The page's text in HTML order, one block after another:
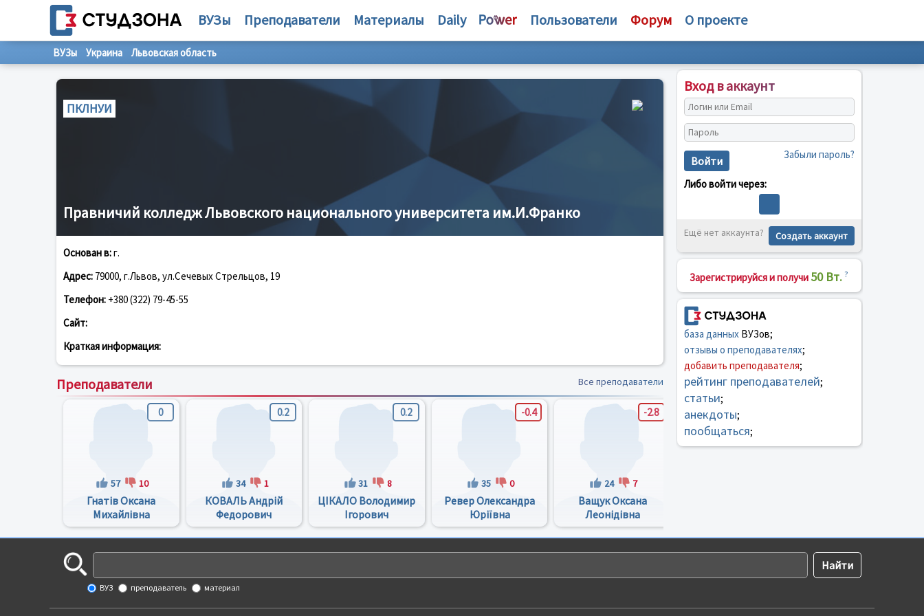
ВУЗы Преподаватели Материалы Daily Пользователи Форум О проекте
ВУЗы Украина Львовская область
ПКЛНУИ
Правничий колледж Львовского национального университета им.И.Франко
Основан в:г.
Адрес: 79000, г.Львов, ул.Сечевых Стрельцов, 19
Телефон: +380 (322) 79-45-55
Сайт:
Краткая информация:
Преподаватели Все преподаватели
0
57 10
Гнатів Оксана
Михайлівна
0.2
34 1
КОВАЛЬ Андрій
Федорович
0.2
31 8
ЦІКАЛО Володимир
Ігорович
-0.4
35 0
Ревер Олександра
Юріївна
-2.8
24 7
Ващук Оксана
Леонідівна
Вход в аккаунт
Войти Забыли пароль?
Либо войти через:
Ещё нет аккаунта? Создать аккаунт
Зарегистрируйся и получи 50 Вт. ?
база данныхВУЗов;
отзывы о преподавателях;
добавить преподавателя;
рейтинг преподавателей;
статьи;
анекдоты;
пообщаться;
ВУЗ преподаватель материал